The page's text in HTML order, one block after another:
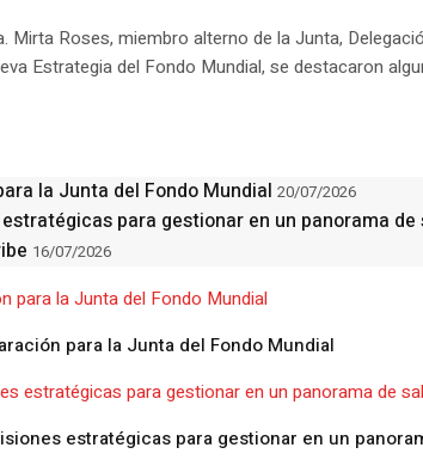
Roses, miembro alterno de la Junta,
Estrategia del Fondo Mundial, se destacaron
la Junta del Fondo Mundial 20/07/2026
para gestionar en un panorama
16/07/2026
para la Junta del Fondo Mundial
estratégicas para gestionar en un